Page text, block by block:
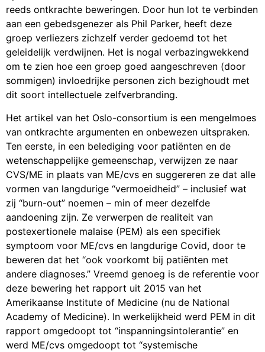
reeds ontkrachte beweringen. Door hun lot te verbinden
aan een gebedsgenezer als Phil Parker, heeft deze
groep verliezers zichzelf verder gedoemd tot het
geleidelijk verdwijnen. Het is nogal verbazingwekkend
om te zien hoe een groep goed aangeschreven (door
sommigen) invloedrijke personen zich bezighoudt met
dit soort intellectuele zelfverbranding.
Het artikel van het Oslo-consortium is een mengelmoes
van ontkrachte argumenten en onbewezen uitspraken.
Ten eerste, in een belediging voor patiënten en de
wetenschappelijke gemeenschap, verwijzen ze naar
CVS/ME in plaats van ME/cvs en suggereren ze dat alle
vormen van langdurige “vermoeidheid” – inclusief wat
zij “burn-out” noemen – min of meer dezelfde
aandoening zijn. Ze verwerpen de realiteit van
postexertionele malaise (PEM) als een specifiek
symptoom voor ME/cvs en langdurige Covid, door te
beweren dat het “ook voorkomt bij patiënten met
andere diagnoses.” Vreemd genoeg is de referentie voor
deze bewering het rapport uit 2015 van het
Amerikaanse Institute of Medicine (nu de National
Academy of Medicine). In werkelijkheid werd PEM in dit
rapport omgedoopt tot “inspanningsintolerantie” en
werd ME/cvs omgedoopt tot “systemische